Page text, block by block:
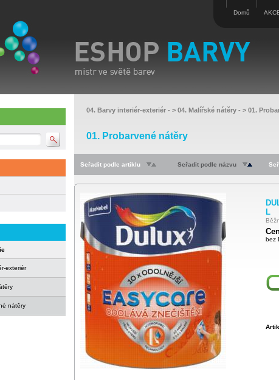
Domů
exteriér
nátěry
04. Barvy interiér-exteriér - > 04. Malířské nátěry - > 01.
01. Probarvené nátěry
Seřadit podle artiklu Seřadit podle názvu
L
bez